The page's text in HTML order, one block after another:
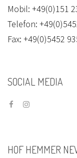
Mobil: +49(0)151
Telefon:
Fax: +49(0)5452
SOCIAL MEDIA
HOF HEMMER